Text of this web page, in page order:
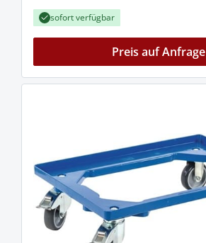
sofort verfügbar
Preis auf Anfrage